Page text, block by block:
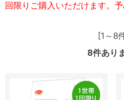
回限りご購入いただけます。予
[1～8
8件あり